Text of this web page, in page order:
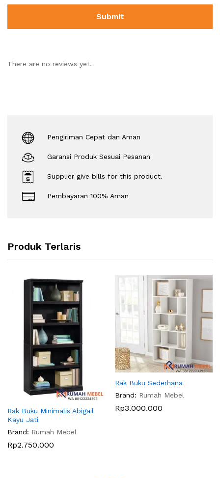
There are no reviews yet.
Pengiriman Cepat dan Aman
Garansi Produk Sesuai Pesanan
Supplier give bills for this product.
Pembayaran 100% Aman
Produk Terlaris
Rak Buku Minimalis Abigail
Kayu Jati
Brand: Rumah Mebel
Rp2.750.000
Rak Buku Sederhana
Brand: Rumah Mebel
Rp3.000.000